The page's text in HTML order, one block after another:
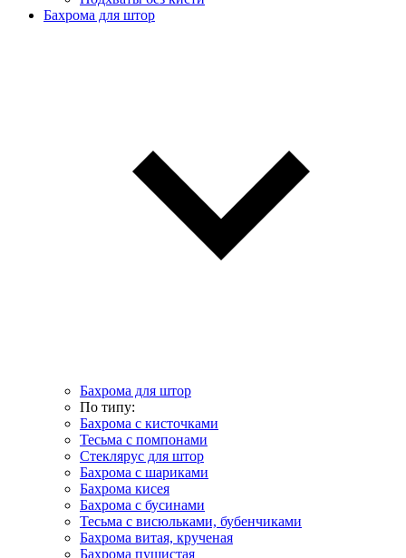
Бахрома для штор
Бахрома для штор
По типу:
Бахрома с кисточками
Тесьма с помпонами
Стеклярус для штор
Бахрома с шариками
Бахрома кисея
Бахрома с бусинами
Тесьма с висюльками, бубенчиками
Бахрома витая, крученая
Бахрома пушистая